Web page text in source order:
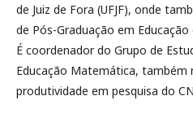
de Juiz de Fora (UFJF), onde
de Pós-Graduação em
É coordenador do Grupo de
Educação Matemática, também
produtividade em pesquisa do